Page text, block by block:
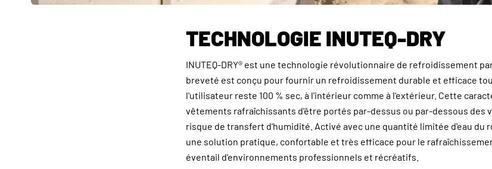
TECHNOLOGIE INUTEQ-DRY
INUTEQ-DRY® est une technologie révolutionnaire de refroidissement
breveté est conçu pour fournir un refroidissement durable et efficace
l'utilisateur reste 100 % sec, à l'intérieur comme à l'extérieur. Cette
vêtements rafraîchissants d'être portés par-dessus ou par-dessous des
risque de transfert d'humidité. Activé avec une quantité limitée d'eau du
une solution pratique, confortable et très efficace pour le
éventail d'environnements professionnels et récréatifs.